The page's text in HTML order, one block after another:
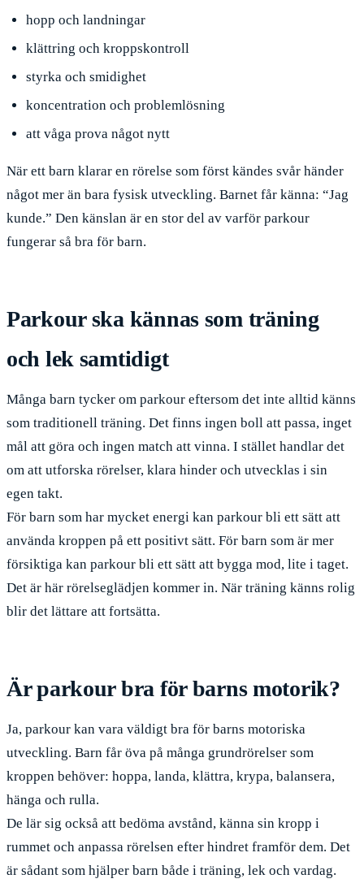
hopp och landningar
klättring och kroppskontroll
styrka och smidighet
koncentration och problemlösning
att våga prova något nytt
När ett barn klarar en rörelse som först kändes svår händer
något mer än bara fysisk utveckling. Barnet får känna: “Jag
kunde.” Den känslan är en stor del av varför parkour
fungerar så bra för barn.
Parkour ska kännas som träning
och lek samtidigt
Många barn tycker om parkour eftersom det inte alltid känns
som traditionell träning. Det finns ingen boll att passa, inget
mål att göra och ingen match att vinna. I stället handlar det
om att utforska rörelser, klara hinder och utvecklas i sin
egen takt.
För barn som har mycket energi kan parkour bli ett sätt att
använda kroppen på ett positivt sätt. För barn som är mer
försiktiga kan parkour bli ett sätt att bygga mod, lite i taget.
Det är här rörelseglädjen kommer in. När träning känns rolig
blir det lättare att fortsätta.
Är parkour bra för barns motorik?
Ja, parkour kan vara väldigt bra för barns motoriska
utveckling. Barn får öva på många grundrörelser som
kroppen behöver: hoppa, landa, klättra, krypa, balansera,
hänga och rulla.
De lär sig också att bedöma avstånd, känna sin kropp i
rummet och anpassa rörelsen efter hindret framför dem. Det
är sådant som hjälper barn både i träning, lek och vardag.